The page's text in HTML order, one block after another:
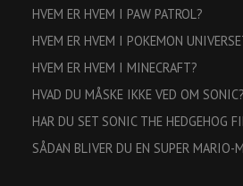
HVEM ER HVEM I PAW PATROL?
HVEM ER HVEM I POKEMON
HVEM ER HVEM I MINECRAFT?
HVAD DU MÅSKE IKKE VED OM SONIC?
HAR DU SET SONIC THE HEDGEHOG
SÅDAN BLIVER DU EN SUPER MARIO-